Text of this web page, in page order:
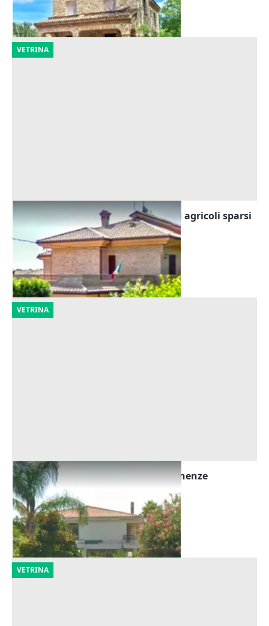
30/10/2026
VETRINA
Asta Villa con dependance e terreni agricoli sparsi
Cingoli (Macerata)
Offerta minima
712.998 €
30/10/2026
VETRINA
Asta Villa da riqualificare con pertinenze
Rometta (Messina)
Offerta minima
263.250 €
23/10/2026
VETRINA